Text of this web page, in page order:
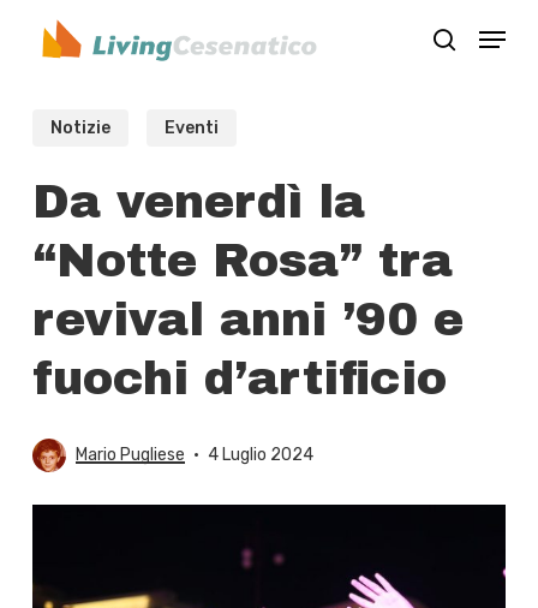
search
Menu
Notizie Eventi
Da venerdì la
“Notte Rosa” tra
revival anni ’90 e
fuochi d’artificio
Mario Pugliese 4 Luglio 2024